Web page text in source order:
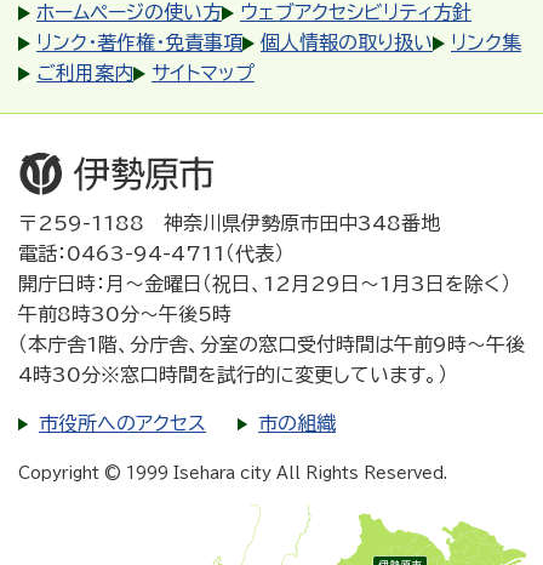
ホームページの使い方
ウェブアクセシビリティ方針
リンク・著作権・免責事項
個人情報の取り扱い
リンク集
ご利用案内
サイトマップ
〒259-1188 神奈川県伊勢原市田中348番地
電話：0463-94-4711（代表）
開庁日時：月～金曜日（祝日、12月29日～1月3日を除く）
午前8時30分～午後5時
（本庁舎1階、分庁舎、分室の窓口受付時間は午前9時～午後
4時30分※窓口時間を試行的に変更しています。）
市役所へのアクセス 市の組織
Copyright © 1999 Isehara city All Rights Reserved.